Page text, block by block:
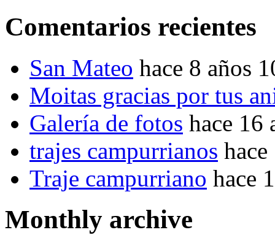
Comentarios recientes
San Mateo hace 8 años
Moitas gracias por tus
Galería de fotos hace 16
trajes campurrianos
Traje campurriano hace
Monthly archive